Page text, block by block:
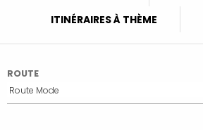
ITINÉRAIRES À THÈME
ROUTE
Route Mode